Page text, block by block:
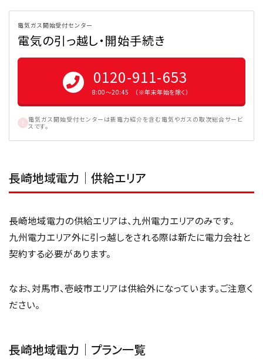
電気ガス開始受付センター
電気の引っ越し・開始手続き
0120-911-653
8:00〜20:45 （※年末年始を除く）
電気ガス開始受付センターは新電力紹介を含む電気やガスの取次総合サービ
スです。
長崎地域電力｜供給エリア
長崎地域電力の供給エリアは、九州電力エリアのみです。
九州電力エリア外に引っ越しをされる際は新たに電力会社と
契約する必要があります。
なお、対馬市、壱岐市エリアは供給外になっています。ご注意く
ださい。
長崎地域電力｜プラン一覧